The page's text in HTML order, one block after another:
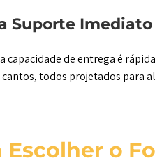
Suporte Imediato
capacidade de entrega é
todos projetados para
Escolher o